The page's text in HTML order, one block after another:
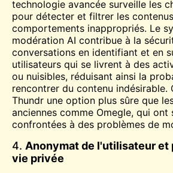
technologie avancée surveille les
pour détecter et filtrer les
comportements inappropriés. Le
modération AI contribue à la
conversations en identifiant et en
utilisateurs qui se livrent à des
ou nuisibles, réduisant ainsi la
rencontrer du contenu indésirable.
Thundr une option plus sûre que
anciennes comme Omegle, qui ont
confrontées à des problèmes de
4. Anonymat de l'utilisateur et
vie privée